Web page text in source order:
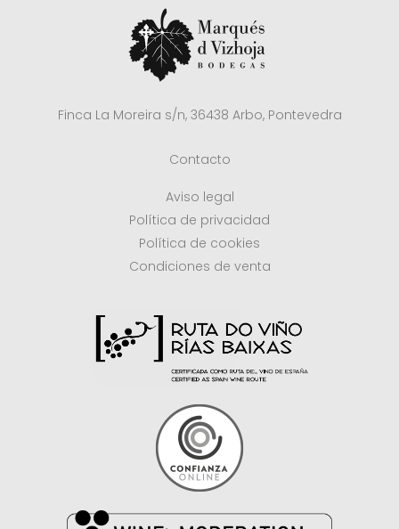
Finca La Moreira s/n, 36438 Arbo, Pontevedra
Contacto
Aviso legal
Política de privacidad
Política de cookies
Condiciones de venta